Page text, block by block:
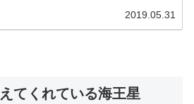
2019.05.31
てくれている海王星